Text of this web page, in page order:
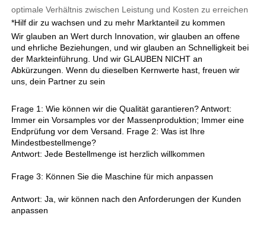
optimale Verhältnis zwischen Leistung und Kosten zu erreichen
*Hilf dir zu wachsen und zu mehr Marktanteil zu kommen
Wir glauben an Wert durch Innovation, wir glauben an offene
und ehrliche Beziehungen, und wir glauben an Schnelligkeit bei
der Markteinführung. Und wir GLAUBEN NICHT an
Abkürzungen. Wenn du dieselben Kernwerte hast, freuen wir
uns, dein Partner zu sein
Frage 1: Wie können wir die Qualität garantieren? Antwort:
Immer ein Vorsamples vor der Massenproduktion; Immer eine
Endprüfung vor dem Versand. Frage 2: Was ist Ihre
Mindestbestellmenge?
Antwort: Jede Bestellmenge ist herzlich willkommen
Frage 3: Können Sie die Maschine für mich anpassen
Antwort: Ja, wir können nach den Anforderungen der Kunden
anpassen